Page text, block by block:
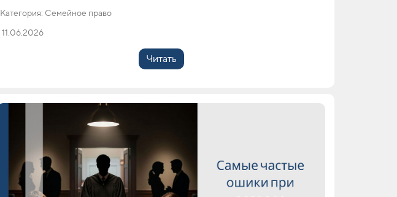
Категория: Семейное право
11.06.2026
Читать